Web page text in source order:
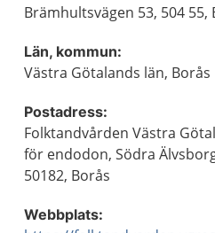
Brämhultsvägen 53, 504 55,
Län, kommun:
Västra Götalands län, Borås
Postadress:
Folktandvården Västra
för endodon, Södra
50182, Borås
Webbplats: